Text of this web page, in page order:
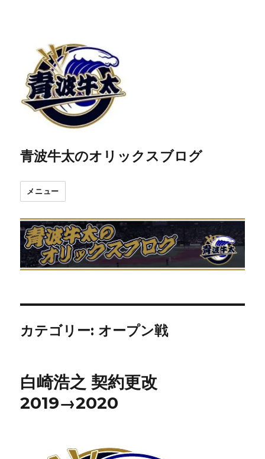
青波牛太のオリックスブログ
メニュー
カテゴリー: オープン戦
白崎浩之 契約更改
2019→2020